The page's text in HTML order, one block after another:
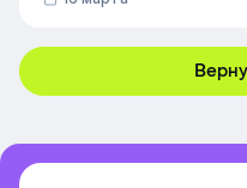
платформы.